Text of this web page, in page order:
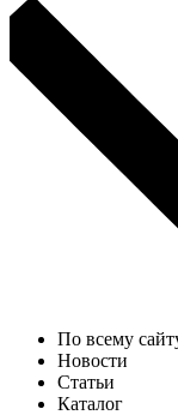
По всему
Новости
Статьи
Каталог